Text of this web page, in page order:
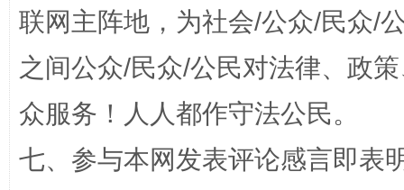
“蜀中异人”王建安的艺术幻境
联网主阵地，为社会/公众/民众/
之间公众/民众/公民对法律、政
众服务！人人都作守法公民。
七、参与本网发表评论感言即表